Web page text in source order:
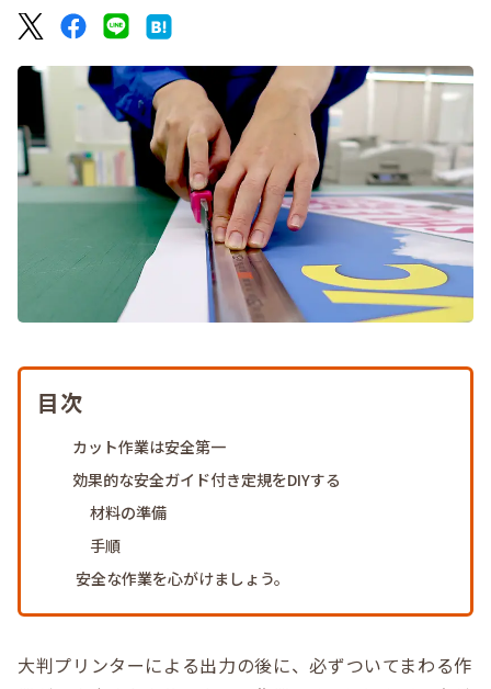
目次
カット作業は安全第一
効果的な安全ガイド付き定規をDIYする
材料の準備
手順
安全な作業を心がけましょう。
大判プリンターによる出力の後に、必ずついてまわる作